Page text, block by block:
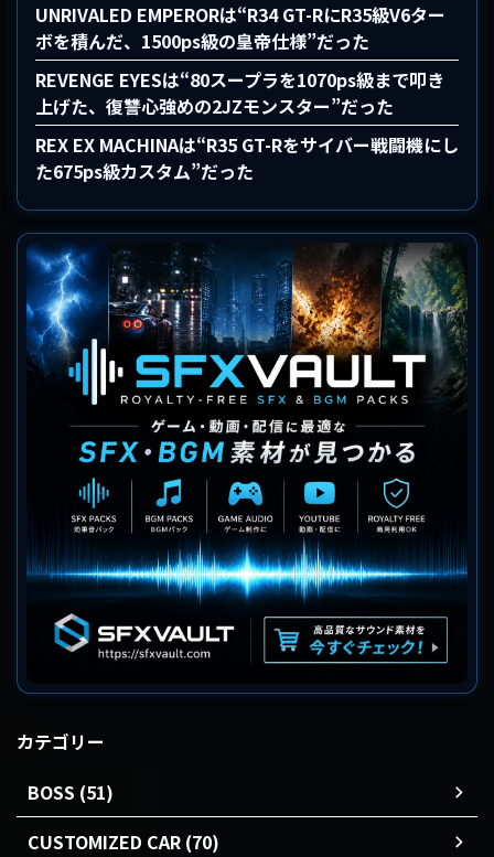
UNRIVALED EMPERORは“R34 GT-RにR35級V6ター
ボを積んだ、1500ps級の皇帝仕様”だった
REVENGE EYESは“80スープラを1070ps級まで叩き
上げた、復讐心強めの2JZモンスター”だった
REX EX MACHINAは“R35 GT-Rをサイバー戦闘機にし
た675ps級カスタム”だった
カテゴリー
BOSS (51)
CUSTOMIZED CAR (70)